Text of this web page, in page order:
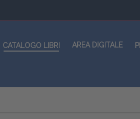
CATALOGO LIBRI AREA DIGITALE